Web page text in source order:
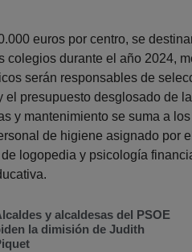
euros por centro, se
colegios durante el año 2024,
serán responsables de
el presupuesto desglosado de
y mantenimiento se suma a
de higiene asignado por
logopedia y psicología
y alcaldesas del PSOE
la dimisión de Judith